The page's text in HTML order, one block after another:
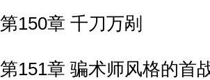
第150章 千刀万剐
第151章 骗术师风格的首